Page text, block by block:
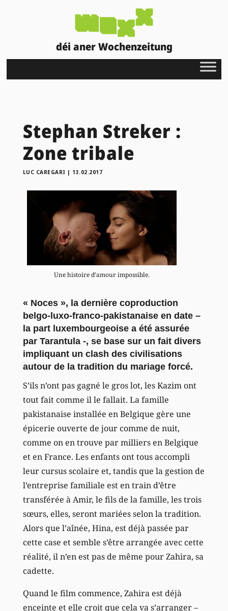
déi aner Wochenzeitung
Stephan Streker :
Zone tribale
LUC CAREGARI | 13.02.2017
Une histoire d’amour impossible.
« Noces », la dernière coproduction
belgo-luxo-franco-pakistanaise en date –
la part luxembourgeoise a été assurée
par Tarantula -, se base sur un fait divers
impliquant un clash des civilisations
autour de la tradition du mariage forcé.
S’ils n’ont pas gagné le gros lot, les Kazim ont
tout fait comme il le fallait. La famille
pakistanaise installée en Belgique gère une
épicerie ouverte de jour comme de nuit,
comme on en trouve par milliers en Belgique
et en France. Les enfants ont tous accompli
leur cursus scolaire et, tandis que la gestion de
l’entreprise familiale est en train d’être
transférée à Amir, le fils de la famille, les trois
sœurs, elles, seront mariées selon la tradition.
Alors que l’aînée, Hina, est déjà passée par
cette case et semble s’être arrangée avec cette
réalité, il n’en est pas de même pour Zahira, sa
cadette.
Quand le film commence, Zahira est déjà
enceinte et elle croit que cela va s’arranger –